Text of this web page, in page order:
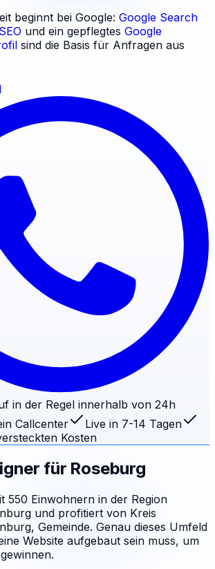
beginnt bei Google: Google Search
und ein gepflegtes Google
sind die Basis für Anfragen aus
in der Regel innerhalb von 24h
Callcenter
Live in 7-14 Tagen
Kosten
für Roseburg
550 Einwohnern in der Region
und profitiert von Kreis
Gemeinde. Genau dieses Umfeld
Website aufgebaut sein muss, um